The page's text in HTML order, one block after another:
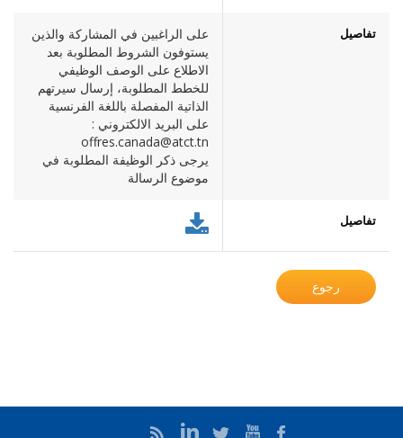
تفاصيل
على الراغبين في المشاركة والذين
يستوفون الشروط المطلوبة بعد
الاطلاع على الوصف الوظيفي
للخطط المطلوبة، إرسال سيرتهم
الذاتية المفصلة باللغة الفرنسية
على البريد الالكتروني :
offres.canada@atct.tn
​يرجى ذكر الوظيفة المطلوبة في
موضوع الرسالة
تفاصيل
رجوع